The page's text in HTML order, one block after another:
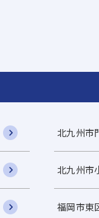
北九州市
北九州市
福岡市東